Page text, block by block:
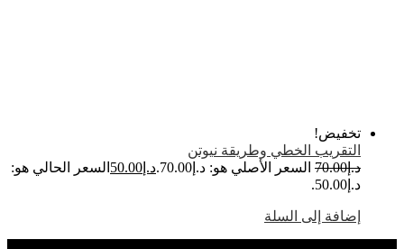
الخطي وطريقة نيوتن
السعر الأصلي هو: د.إ70.00. د.إ50.00السعر الحالي هو:
إلى السلة